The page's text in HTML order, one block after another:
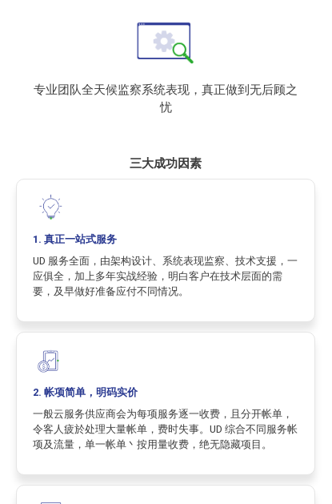
专业团队全天候监察系统表现，真正做到无后顾之
忧
三大成功因素
1. 真正一站式服务
UD 服务全面，由架构设计、系统表现监察、技术支援，一
应俱全，加上多年实战经验，明白客户在技术层面的需
要，及早做好准备应付不同情况。
2. 帐项简单，明码实价
一般云服务供应商会为每项服务逐一收费，且分开帐单，
令客人疲於处理大量帐单，费时失事。UD 综合不同服务帐
项及流量，单一帐单丶按用量收费，绝无隐藏项目。